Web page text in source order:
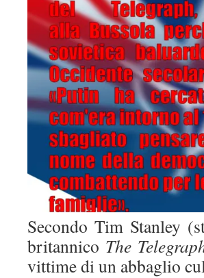
Secondo Tim Stanley
britannico The
vittime di un abbaglio